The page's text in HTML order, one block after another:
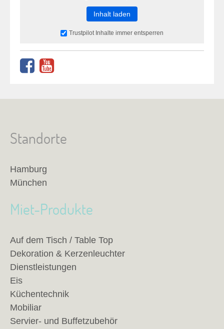
Inhalt laden
Trustpilot Inhalte immer entsperren
Standorte
Hamburg
München
Miet-Produkte
Auf dem Tisch / Table Top
Dekoration & Kerzenleuchter
Dienstleistungen
Eis
Küchentechnik
Mobiliar
Servier- und Buffetzubehör